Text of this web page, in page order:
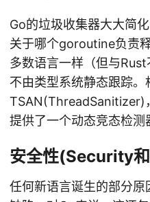
Go的垃圾收集器大大简
关于哪个goroutine负责
多数语言一样（但与
不由类型系统静态跟踪。
TSAN(ThreadSanitizer)
提供了一个动态竞态检测
安全性(Security
任何新语言诞生的部分